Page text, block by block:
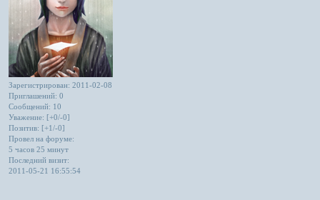
Зарегистрирован: 2011-02-08
Приглашений: 0
Сообщений: 10
Уважение: [+0/-0]
Позитив: [+1/-0]
Провел на форуме:
5 часов 25 минут
Последний визит:
2011-05-21 16:55:54